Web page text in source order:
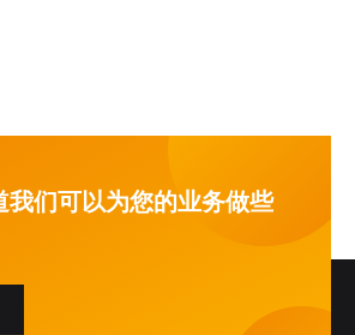
我们可以为您的业务做些